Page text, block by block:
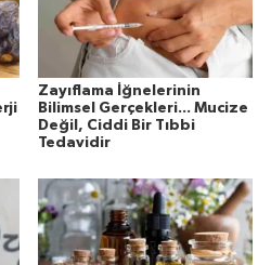
Zayıflama İğnelerinin
Bilimsel Gerçekleri... Mucize
Değil, Ciddi Bir Tıbbi
Tedavidir